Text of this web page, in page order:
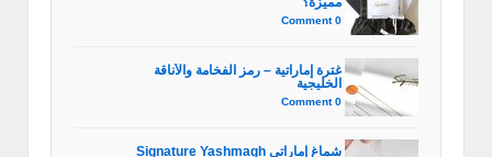
0 Comment
غترة إماراتية – رمز الفخامة والأناقة
الخليجية
0 Comment
شماغ إماراتي Signature Yashmagh